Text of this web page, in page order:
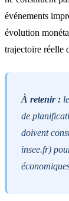
événements
évolution
trajectoire réelle
À retenir :
de
doivent
insee.fr)